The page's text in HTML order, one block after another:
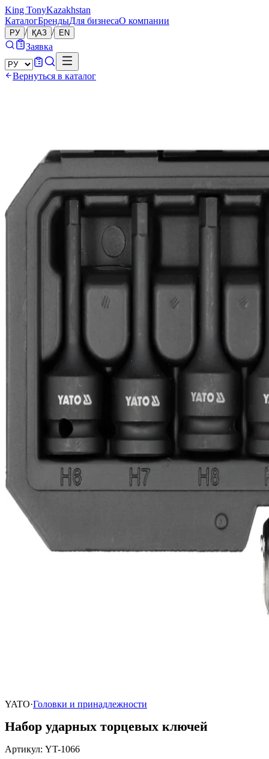
King TonyKazakhstan
КаталогБрендыДля бизнесаО компании
РУ / ҚАЗ / EN
Заявка
Вернуться в каталог
YATO·Головки и принадлежности
Набор ударных торцевых ключей
Артикул: YT-1066